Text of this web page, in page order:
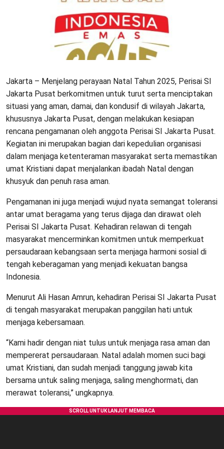
Jakarta – Menjelang perayaan Natal Tahun 2025, Perisai SI
Jakarta Pusat berkomitmen untuk turut serta menciptakan
situasi yang aman, damai, dan kondusif di wilayah Jakarta,
khususnya Jakarta Pusat, dengan melakukan kesiapan
rencana pengamanan oleh anggota Perisai SI Jakarta Pusat.
Kegiatan ini merupakan bagian dari kepedulian organisasi
dalam menjaga ketenteraman masyarakat serta memastikan
umat Kristiani dapat menjalankan ibadah Natal dengan
khusyuk dan penuh rasa aman.
Pengamanan ini juga menjadi wujud nyata semangat toleransi
antar umat beragama yang terus dijaga dan dirawat oleh
Perisai SI Jakarta Pusat. Kehadiran relawan di tengah
masyarakat mencerminkan komitmen untuk memperkuat
persaudaraan kebangsaan serta menjaga harmoni sosial di
tengah keberagaman yang menjadi kekuatan bangsa
Indonesia.
Menurut Ali Hasan Amrun, kehadiran Perisai SI Jakarta Pusat
di tengah masyarakat merupakan panggilan hati untuk
menjaga kebersamaan.
“Kami hadir dengan niat tulus untuk menjaga rasa aman dan
mempererat persaudaraan. Natal adalah momen suci bagi
umat Kristiani, dan sudah menjadi tanggung jawab kita
bersama untuk saling menjaga, saling menghormati, dan
merawat toleransi,” ungkapnya.